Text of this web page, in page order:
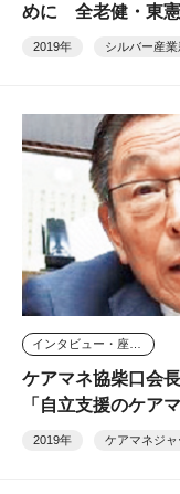
めに 全老健・東
2019年 シルバー産業
ケアマネ協柴口会
「自立支援のケア
2019年 ケアマネジャ